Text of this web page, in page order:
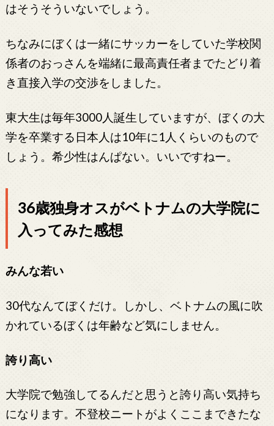
はそうそういないでしょう。
ちなみにぼくは一緒にサッカーをしていた学校関
係者のおっさんを端緒に最高責任者までたどり着
き直接入学の交渉をしました。
東大生は毎年3000人誕生していますが、ぼくの大
学を卒業する日本人は10年に1人くらいのもので
しょう。希少性はんぱない。いいですねー。
36歳独身オスがベトナムの大学院に
入ってみた感想
みんな若い
30代なんてぼくだけ。しかし、ベトナムの風に吹
かれているぼくは年齢など気にしません。
誇り高い
大学院で勉強してるんだと思うと誇り高い気持ち
になります。不登校ニートがよくここまできたな